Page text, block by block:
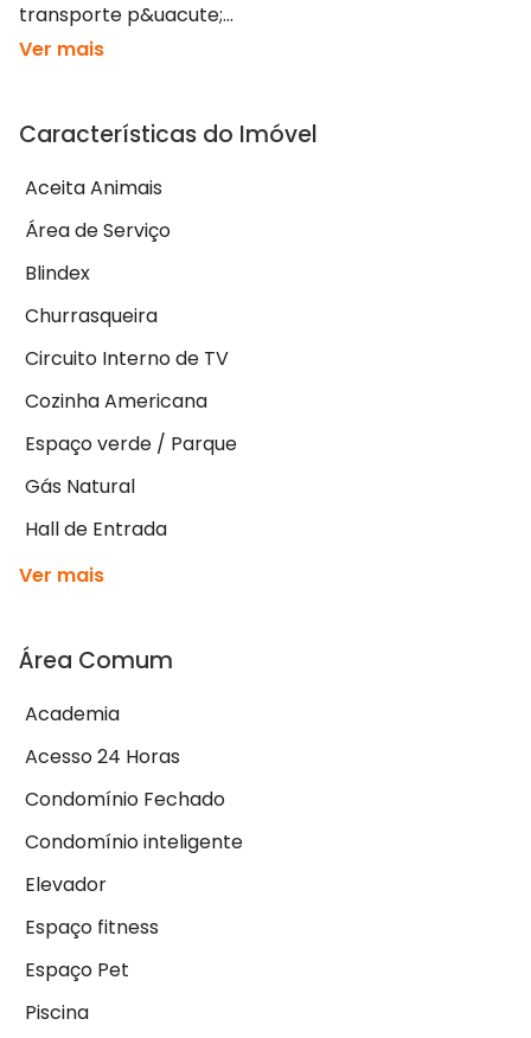
transporte p&uacute;...
Ver mais
Características do Imóvel
Aceita Animais
Área de Serviço
Blindex
Churrasqueira
Circuito Interno de TV
Cozinha Americana
Espaço verde / Parque
Gás Natural
Hall de Entrada
Ver mais
Área Comum
Academia
Acesso 24 Horas
Condomínio Fechado
Condomínio inteligente
Elevador
Espaço fitness
Espaço Pet
Piscina